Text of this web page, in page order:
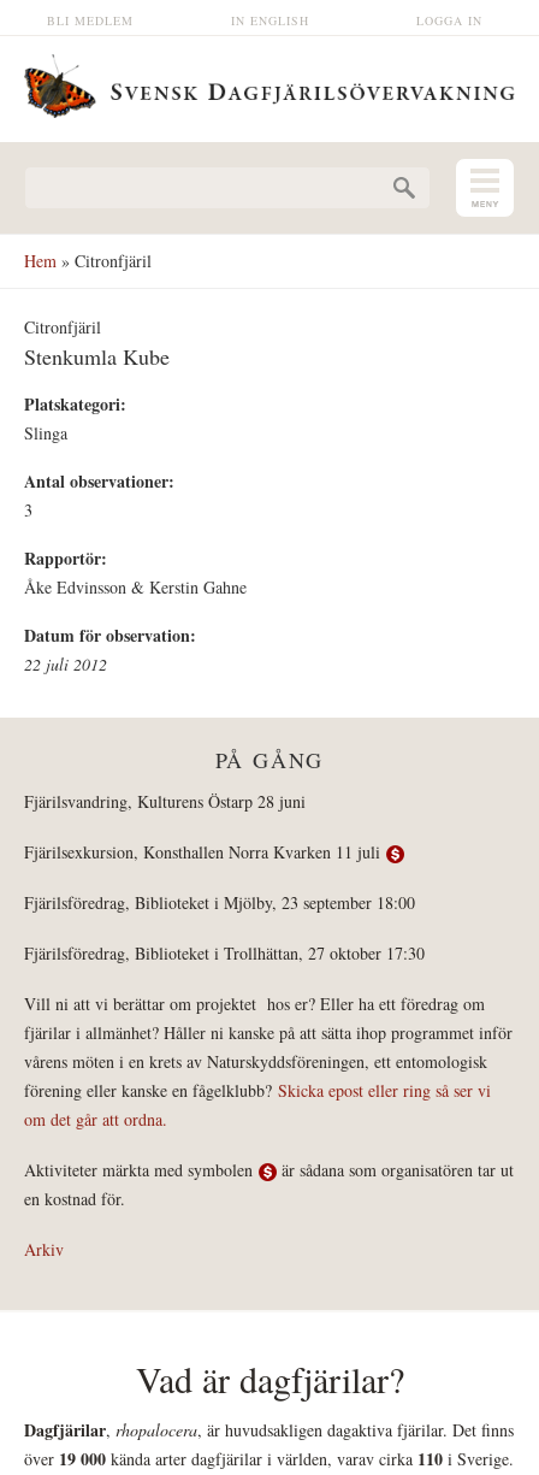
Hoppa till huvudinnehåll LOGGA IN
IN ENGLISH
BLI MEDLEM
Hem » Citronfjäril
Citronfjäril
Stenkumla Kube
Platskategori:
Slinga
Antal observationer:
3
Rapportör:
Åke Edvinsson & Kerstin Gahne
Datum för observation:
22 juli 2012
PÅ GÅNG
Fjärilsvandring, Kulturens Östarp 28 juni
Fjärilsexkursion, Konsthallen Norra Kvarken 11 juli
Fjärilsföredrag, Biblioteket i Mjölby, 23 september 18:00
Fjärilsföredrag, Biblioteket i Trollhättan, 27 oktober 17:30
Vill ni att vi berättar om projektet hos er? Eller ha ett föredrag om
fjärilar i allmänhet? Håller ni kanske på att sätta ihop programmet inför
vårens möten i en krets av Naturskyddsföreningen, ett entomologisk
förening eller kanske en fågelklubb? Skicka epost eller ring så ser vi
om det går att ordna.
Aktiviteter märkta med symbolen
är sådana som organisatören tar ut
en kostnad för.
Arkiv
Vad är dagfjärilar?
Dagfjärilar, rhopalocera, är huvudsakligen dagaktiva fjärilar. Det finns
över 19 000 kända arter dagfjärilar i världen, varav cirka 110 i Sverige.